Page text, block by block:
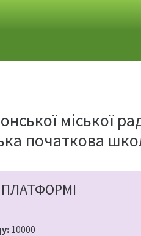
міської
початкова
10000